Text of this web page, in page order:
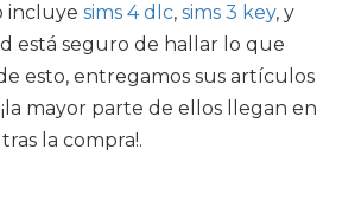
incluye sims 4 dlc, sims 3 key, y
está seguro de hallar lo que
esto, entregamos sus artículos
mayor parte de ellos llegan en
la compra!.